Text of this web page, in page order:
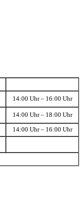
14:00 Uhr – 16:00 Uhr
14:00 Uhr – 18:00 Uhr
14:00 Uhr – 16:00 Uhr